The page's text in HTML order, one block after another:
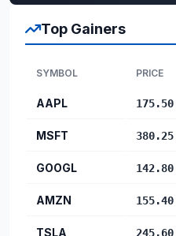
Top Gainers
SYMBOL PRICE
AAPL 175.50
MSFT 380.25
GOOGL 142.80
AMZN 155.40
TSLA 245.60